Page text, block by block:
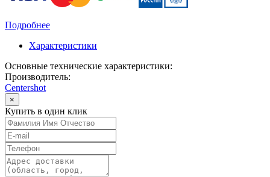
Подробнее
Характеристики
Основные технические характеристики:
Производитель:
Centershot
×
Купить в один клик